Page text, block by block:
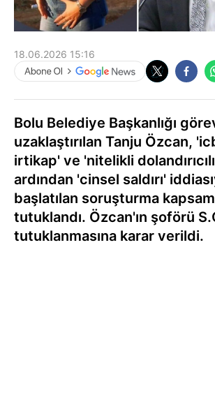
18.06.2026 15:16
Bolu Belediye Başkanlığı
uzaklaştırılan Tanju Özcan,
irtikap' ve 'nitelikli
ardından 'cinsel saldırı'
başlatılan soruşturma
tutuklandı. Özcan'ın şoförü
tutuklanmasına karar verildi.